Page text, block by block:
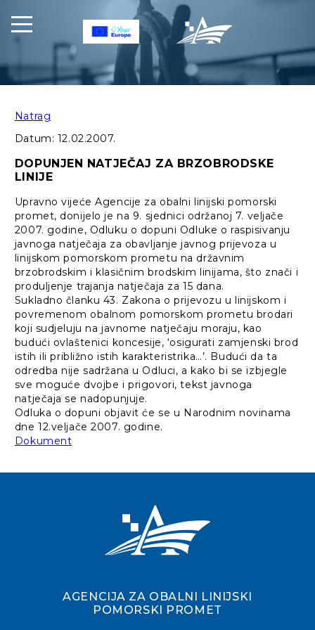
Natrag
Datum: 12.02.2007.
DOPUNJEN NATJEČAJ ZA BRZOBRODSKE
LINIJE
Upravno vijeće Agencije za obalni linijski pomorski
promet, donijelo je na 9. sjednici održanoj 7. veljače
2007. godine, Odluku o dopuni Odluke o raspisivanju
javnoga natječaja za obavljanje javnog prijevoza u
linijskom pomorskom prometu na državnim
brzobrodskim i klasičnim brodskim linijama, što znači i
produljenje trajanja natječaja za 15 dana.
Sukladno članku 43. Zakona o prijevozu u linijskom i
povremenom obalnom pomorskom prometu brodari
koji sudjeluju na javnome natječaju moraju, kao
budući ovlaštenici koncesije, ‘osigurati zamjenski brod
istih ili približno istih karakteristrika…’. Budući da ta
odredba nije sadržana u Odluci, a kako bi se izbjegle
sve moguće dvojbe i prigovori, tekst javnoga
natječaja se nadopunjuje.
Odluka o dopuni objavit će se u Narodnim novinama
dne 12.veljače 2007. godine.
Dokument
AGENCIJA ZA OBALNI LINIJSKI
POMORSKI PROMET